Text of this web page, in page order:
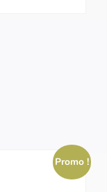
Promo !